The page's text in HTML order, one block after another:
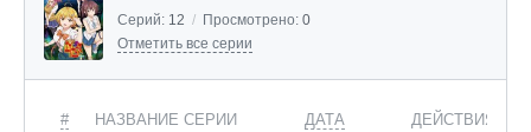
Серий: 12 / Просмотрено: 0
Отметить все серии
# НАЗВАНИЕ СЕРИИ ДАТА ДЕЙСТВИЯ